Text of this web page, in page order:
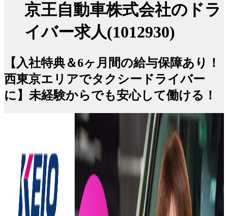
京王自動車株式会社のドラ
イバー求人(1012930)
【入社特典＆6ヶ月間の給与保障あり！
西東京エリアでタクシードライバー
に】未経験からでも安心して働ける！